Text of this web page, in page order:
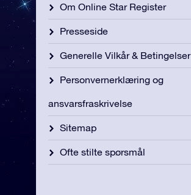
Om Online Star Register
Presseside
Generelle Vilkår & Betingelser
Personvernerklæring og
ansvarsfraskrivelse
Sitemap
Ofte stilte spørsmål